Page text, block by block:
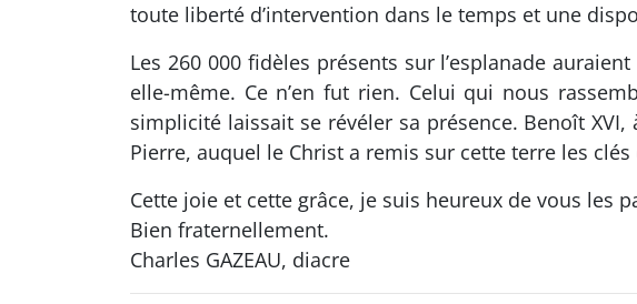
toute liberté d’intervention dans le temps et une
Les 260 000 fidèles présents sur l’esplanade
elle-même. Ce n’en fut rien. Celui qui nous
simplicité laissait se révéler sa présence. Benoît
Pierre, auquel le Christ a remis sur cette terre les clés
Cette joie et cette grâce, je suis heureux de vous les
Bien fraternellement.
Charles GAZEAU, diacre